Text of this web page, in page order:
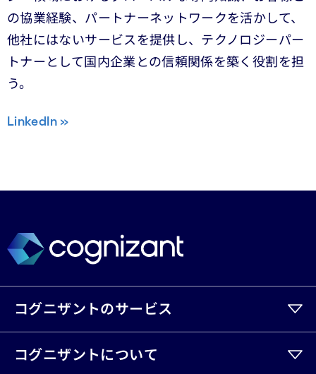
の協業経験、パートナーネットワークを活かして、
他社にはないサービスを提供し、テクノロジーパー
トナーとして国内企業との信頼関係を築く役割を担
う。
LinkedIn »
コグニザントのサービス
コグニザントについて